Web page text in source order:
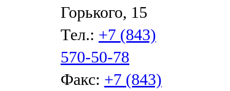
Горького, 15
Тел.: +7 (843)
570-50-78
Факс: +7 (843)